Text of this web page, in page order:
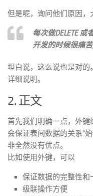
但是呢，询问他们原因，
每次做DELETE 或
开发的时候很痛
坦白说，这么说也是对
详细说明。
2. 正文
首先我们明确一点，外键
会保证表间数据的关系“
非全然没有优点。
比如使用外键，可以
保证数据的完整性和
级联操作方便